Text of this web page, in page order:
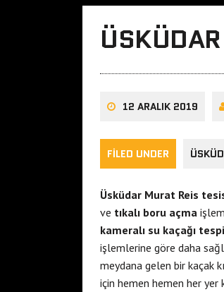
12 ARALIK 2019
FILED UNDER
Üsküdar Murat Reis
ve tıkalı boru açma
kameralı su kaçağı
işlemlerine göre daha
meydana gelen bir kaçak
için hemen hemen her yer